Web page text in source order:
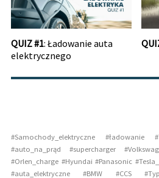
QUIZ #1: Ładowanie auta
elektrycznego
#Samochody_elektryczne#ładowanie#
#auto_na_prąd #supercharger #
#Orlen_charge#Hyundai #Panasonic #
#auta_elektryczne#BMW #CCS#